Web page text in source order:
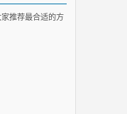
推荐最合适的方